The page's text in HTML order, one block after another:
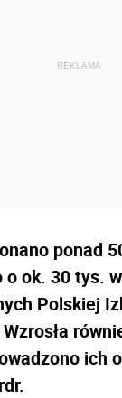
ponad
o ok. 30 tys.
Polskiej
ich